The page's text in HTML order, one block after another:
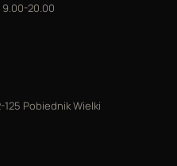
20.00
Pobiednik Wielki